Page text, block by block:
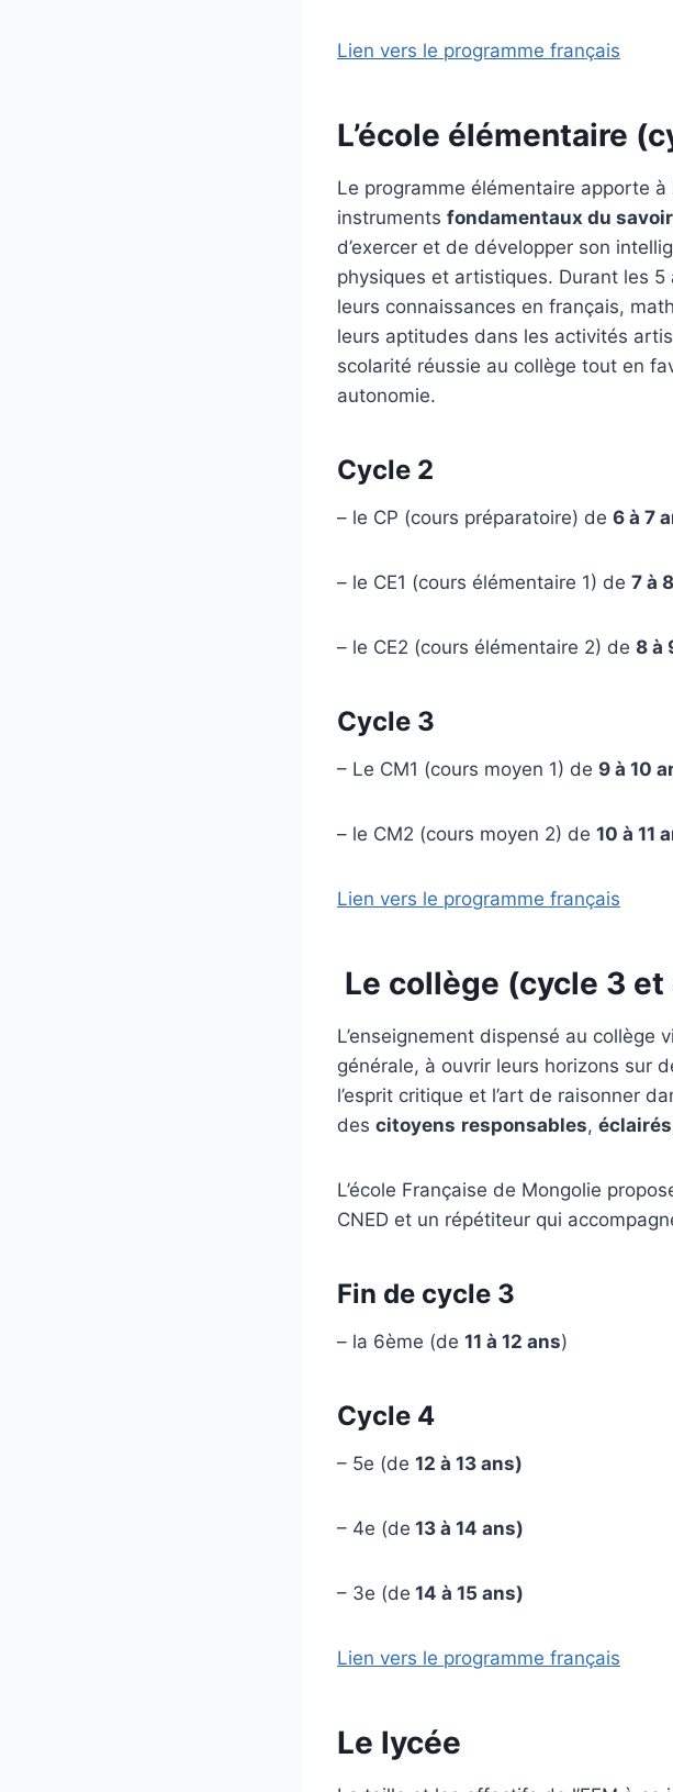
Lien vers le programme français
L’école élémentaire
Le programme élémentaire apporte à
instruments fondamentaux du savoir
d’exercer et de développer son
physiques et artistiques. Durant les
leurs connaissances en français,
leurs aptitudes dans les activités
scolarité réussie au collège tout en
autonomie.
Cycle 2
– le CP (cours préparatoire) de 6 à 7
– le CE1 (cours élémentaire 1) de 7 à
– le CE2 (cours élémentaire 2) de 8 à
Cycle 3
– Le CM1 (cours moyen 1) de 9 à 10
– le CM2 (cours moyen 2) de 10 à 11
Lien vers le programme français
Le collège (cycle 3 et
L’enseignement dispensé au
générale, à ouvrir leurs horizons sur
l’esprit critique et l’art de raisonner
des citoyens responsables, éclairés
L’école Française de Mongolie
CNED et un répétiteur qui
Fin de cycle 3
– la 6ème (de 11 à 12 ans)
Cycle 4
– 5e (de 12 à 13 ans)
– 4e (de 13 à 14 ans)
– 3e (de 14 à 15 ans)
Lien vers le programme français
Le lycée